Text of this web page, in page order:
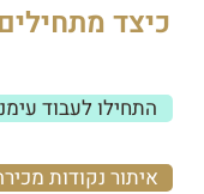
כיצד
התחילו לעבוד
איתור נקודות